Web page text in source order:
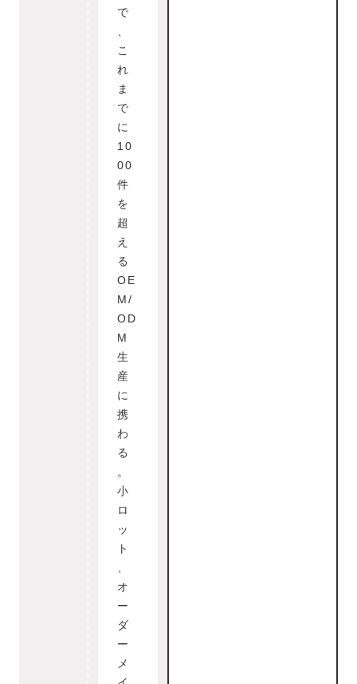
で
こ
れ
ま
で
に
10
00
件
を
超
え
る
OE
M/
OD
M
生
産
に
携
わ
る
。
小
ロ
ッ
ト
オ
ー
ダ
ー
メ